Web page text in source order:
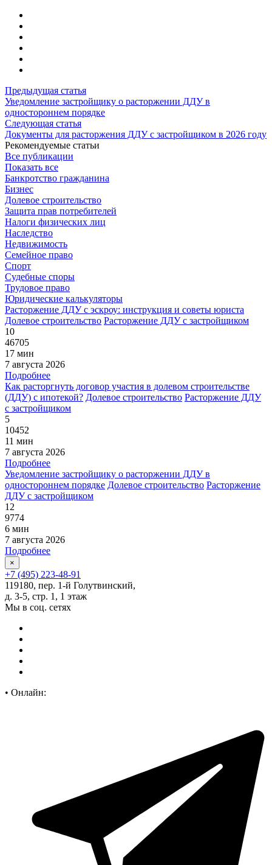
Предыдущая статья
Уведомление застройщику о расторжении ДДУ в
одностороннем порядке
Следующая статья
Документы для расторжения ДДУ с застройщиком в 2026 году
Рекомендуемые статьи
Все публикации
Показать все
Банкротство гражданина
Бизнес
Долевое строительство
Защита прав потребителей
Налоги физических лиц
Наследство
Недвижимость
Семейное право
Спорт
Судебные споры
Трудовое право
Юридические калькуляторы
Расторжение ДДУ с эскроу: инструкция и советы юриста
Долевое строительство Расторжение ДДУ с застройщиком
10
46705
17 мин
7 августа 2026
Подробнее
Как расторгнуть договор участия в долевом строительстве
(ДДУ) с ипотекой? Долевое строительство Расторжение ДДУ
с застройщиком
5
10452
11 мин
7 августа 2026
Подробнее
Уведомление застройщику о расторжении ДДУ в
одностороннем порядке Долевое строительство Расторжение
ДДУ с застройщиком
12
9774
6 мин
7 августа 2026
Подробнее
×
+7 (495) 223-48-91
119180, пер. 1-й Голутвинский,
д. 3-5, стр. 1, 1 этаж
Мы в соц. сетях
• Онлайн: